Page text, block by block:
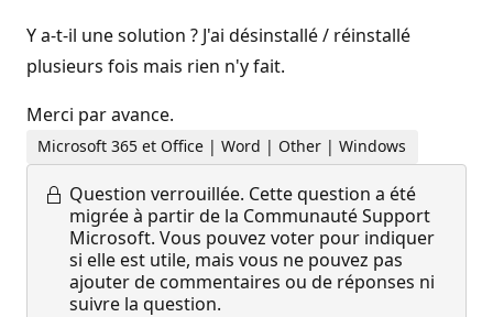
Y a-t-il une solution ? J'ai désinstallé / réinstallé
plusieurs fois mais rien n'y fait.
Merci par avance.
Microsoft 365 et Office | Word | Other | Windows
Question verrouillée. Cette question a été
migrée à partir de la Communauté Support
Microsoft. Vous pouvez voter pour indiquer
si elle est utile, mais vous ne pouvez pas
ajouter de commentaires ou de réponses ni
suivre la question.